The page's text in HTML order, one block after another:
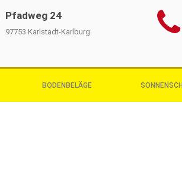
Pfadweg 24
97753 Karlstadt-Karlburg
BODENBELÄGE